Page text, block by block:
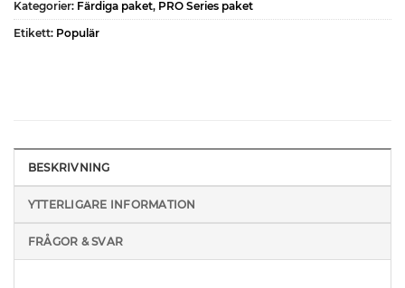
Kategorier: Färdiga paket, PRO Series paket
Etikett: Populär
BESKRIVNING
YTTERLIGARE INFORMATION
FRÅGOR & SVAR